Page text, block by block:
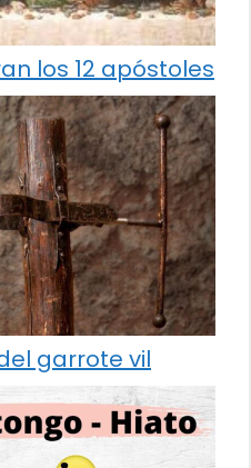
los 12 apóstoles
garrote vil